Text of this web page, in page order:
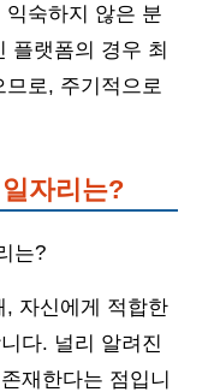
숙하지 않은 분
플랫폼의 경우 최
로, 주기적으로
자리는?
는?
, 자신에게 적합한
다. 널리 알려진
재한다는 점입니